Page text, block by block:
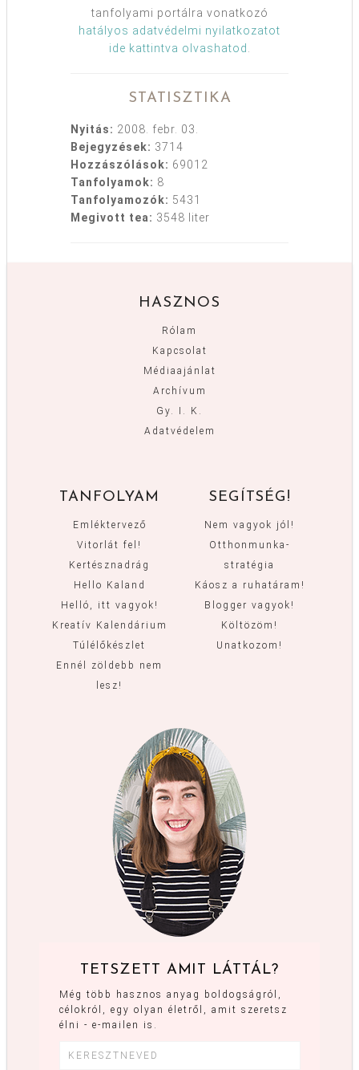
tanfolyami portálra vonatkozó
hatályos adatvédelmi nyilatkozatot
ide kattintva olvashatod
STATISZTIKA
Nyitás: 2008. febr. 03.
Bejegyzések: 3714
Hozzászólások: 69012
Tanfolyamok: 8
Tanfolyamozók: 5431
Megivott tea: 3548 liter
HASZNOS
Rólam
Kapcsolat
Médiaajánlat
Archívum
Gy. I. K.
Adatvédelem
TANFOLYAM
Emléktervező
Vitorlát fel!
Kertésznadrág
Hello Kaland
Helló, itt vagyok!
Kreatív Kalendárium
Túlélőkészlet
Ennél zöldebb nem
lesz!
SEGÍTSÉG!
Nem vagyok jól!
Otthonmunka-
stratégia
Káosz a ruhatáram!
Blogger vagyok!
Költözöm!
Unatkozom!
TETSZETT AMIT LÁTTÁL?
Még több hasznos anyag boldogságról,
célokról, egy olyan életről, amit szeretsz
élni - e-mailen is.